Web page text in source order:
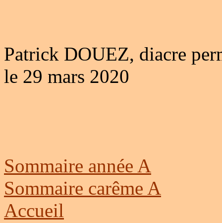
Patrick DOUEZ, diacre
le 29 mars 2020
Sommaire année A
Sommaire carême A
Accueil